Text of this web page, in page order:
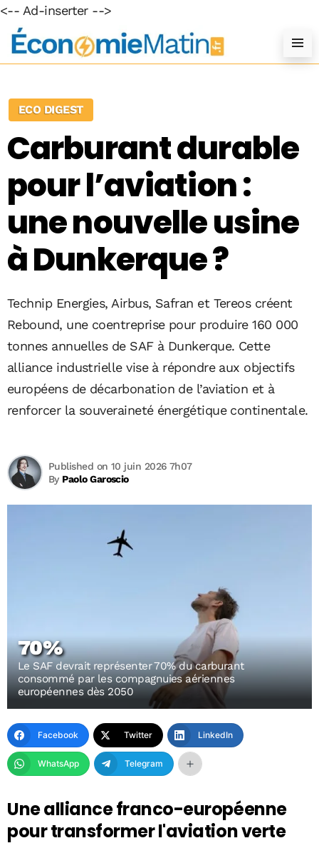
<-- Ad-inserter -->
ECO DIGEST
Carburant durable
pour l’aviation :
une nouvelle usine
à Dunkerque ?
Technip Energies, Airbus, Safran et Tereos créent
Rebound, une coentreprise pour produire 160 000
tonnes annuelles de SAF à Dunkerque. Cette
alliance industrielle vise à répondre aux objectifs
européens de décarbonation de l’aviation et à
renforcer la souveraineté énergétique continentale.
By Paolo Garoscio
Published on 10 juin 2026 7h07
70%
Le SAF devrait représenter 70% du carburant
consommé par les compagnuies aériennes
européennes dès 2050
Facebook Twitter LinkedIn
WhatsApp Telegram
Une alliance franco-européenne
pour transformer l'aviation verte